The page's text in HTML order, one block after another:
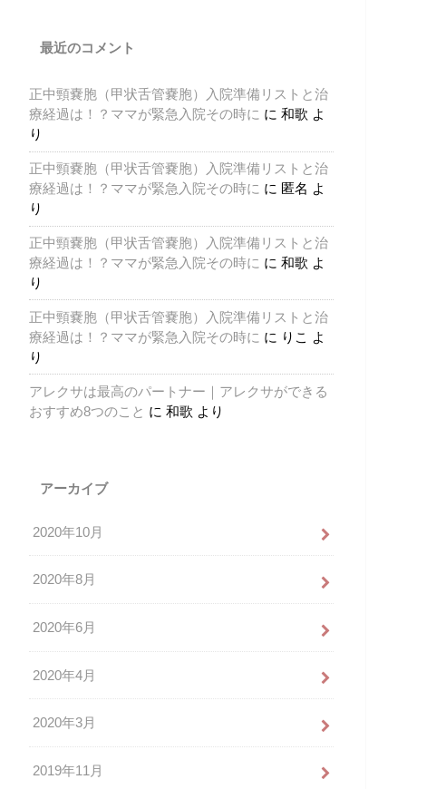
最近のコメント
正中頸嚢胞（甲状舌管嚢胞）入院準備リストと治
療経過は！？ママが緊急入院その時に に 和歌 よ
り
正中頸嚢胞（甲状舌管嚢胞）入院準備リストと治
療経過は！？ママが緊急入院その時に に 匿名 よ
り
正中頸嚢胞（甲状舌管嚢胞）入院準備リストと治
療経過は！？ママが緊急入院その時に に 和歌 よ
り
正中頸嚢胞（甲状舌管嚢胞）入院準備リストと治
療経過は！？ママが緊急入院その時に に りこ
よ
り
アレクサは最高のパートナー｜アレクサができる
おすすめ8つのこと に 和歌 より
アーカイブ
2020年10月
2020年8月
2020年6月
2020年4月
2020年3月
2019年11月